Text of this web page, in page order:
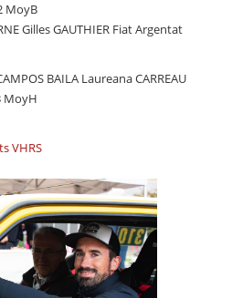
MoyB
Gilles GAUTHIER Fiat Argentat
BAILA Laureana CARREAU
MoyH
VHRS